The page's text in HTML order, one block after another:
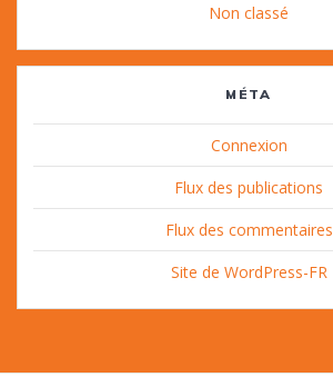
Non classé
MÉTA
Connexion
Flux des publications
Flux des commentaires
Site de WordPress-FR